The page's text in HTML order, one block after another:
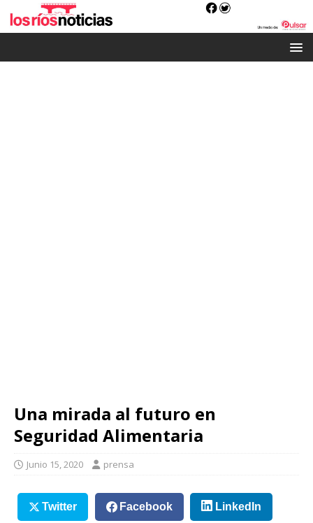
Una mirada al futuro en
Seguridad Alimentaria
Junio 15, 2020 prensa
Twitter Facebook LinkedIn